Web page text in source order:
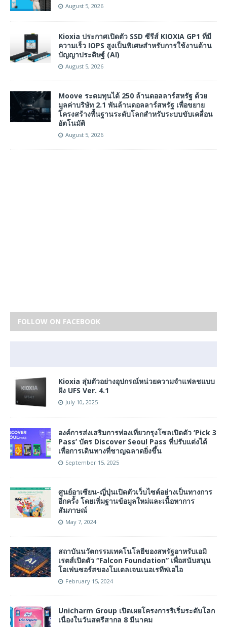
August 5, 2026
Kioxia ประกาศเปิดตัว SSD ซีรีส์ KIOXIA GP1 ที่มี
ความเร็ว IOPS สูงเป็นพิเศษสำหรับการใช้งานด้าน
ปัญญาประดิษฐ์ (AI)
August 5, 2026
Moove ระดมทุนได้ 250 ล้านดอลลาร์สหรัฐ ด้วย
มูลค่าบริษัท 2.1 พันล้านดอลลาร์สหรัฐ เพื่อขยาย
โครงสร้างพื้นฐานระดับโลกสำหรับระบบขับเคลื่อน
อัตโนมัติ
August 5, 2026
FOLLOW ON FACEBOOK
Kioxia สุ่มตัวอย่างอุปกรณ์หน่วยความจำแฟลชแบบ
ฝัง UFS Ver. 4.1
July 10, 2025
องค์การส่งเสริมการท่องเที่ยวกรุงโซลเปิดตัว ‘Pick 3
Pass’ บัตร Discover Seoul Pass ที่ปรับแต่งได้
เพื่อการเดินทางที่ชาญฉลาดยิ่งขึ้น
September 15, 2025
ศูนย์อาเซียน-ญี่ปุ่นเปิดตัวเว็บไซต์อย่างเป็นทางการ
อีกครั้ง โดยเพิ่มฐานข้อมูลใหม่และเนื้อหาการ
สัมภาษณ์
May 7, 2024
สถาบันนวัตกรรมเทคโนโลยีของสหรัฐอาหรับเอมิ
เรตส์เปิดตัว “Falcon Foundation” เพื่อสนับสนุน
โอเพ่นซอร์สของโมเดลเจนเนอเรทีฟเอไอ
February 15, 2024
Unicharm Group เปิดเผยโครงการริเริ่มระดับโลก
เนื่องในวันสตรีสากล 8 มีนาคม